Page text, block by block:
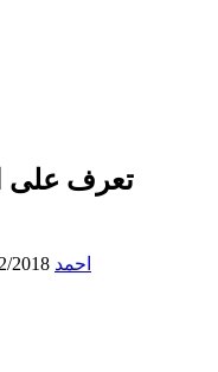
تعرف على
احمد 12/12/2018